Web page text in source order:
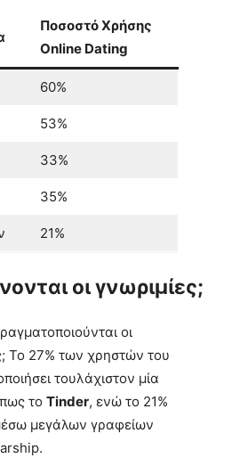
Ποσοστό Χρήσης
Online Dating
60%
53%
33%
35%
21%
οι γνωριμίες;
οι
Το 27% των χρηστών του
τουλάχιστον μία
το Tinder, ενώ το 21%
μεγάλων γραφείων